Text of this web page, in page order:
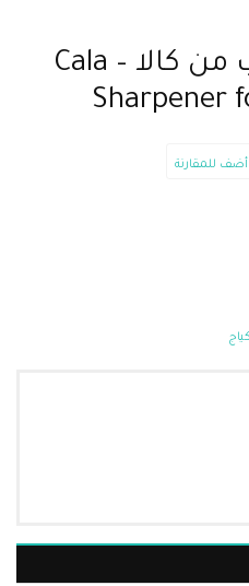
براية لقلم الحواجب من كالا – Cala
Sharpener
أضف للمقارنة